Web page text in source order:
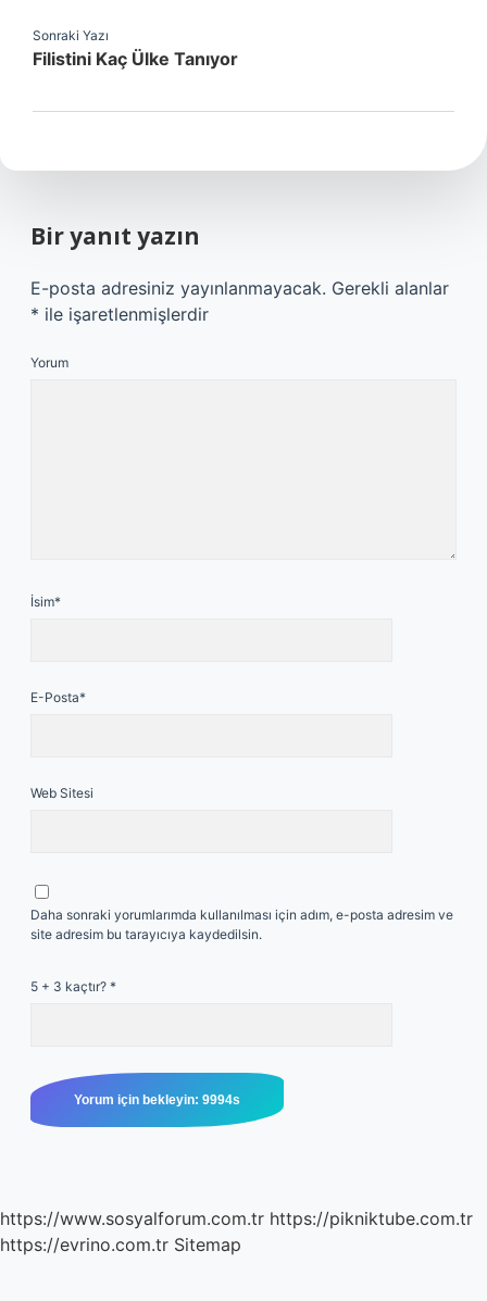
Sonraki Yazı
Filistini Kaç Ülke Tanıyor
Bir yanıt yazın
E-posta adresiniz yayınlanmayacak. Gerekli alanlar
* ile işaretlenmişlerdir
Yorum
İsim*
E-Posta*
Web Sitesi
Daha sonraki yorumlarımda kullanılması için adım, e-posta adresim ve
site adresim bu tarayıcıya kaydedilsin.
5 + 3 kaçtır? *
https://www.sosyalforum.com.tr https://pikniktube.com.tr
https://evrino.com.tr Sitemap